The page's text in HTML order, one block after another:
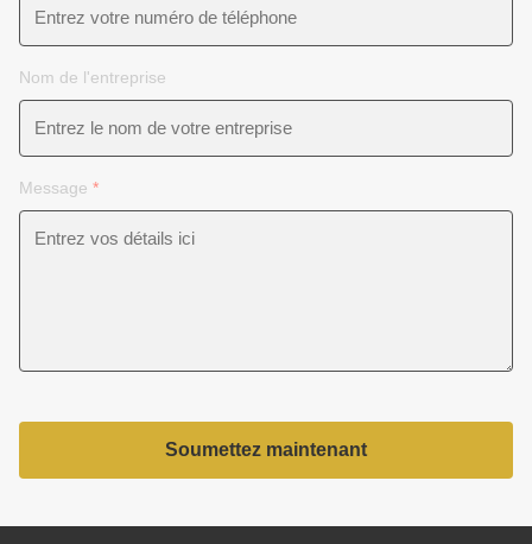
Nom de l'entreprise
Message *
Soumettez maintenant